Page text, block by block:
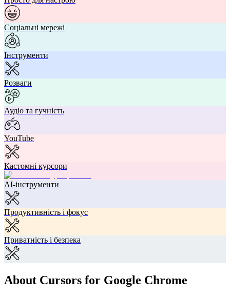
Соціальні мережі
Інструменти
Розваги
Аудіо та гучність
YouTube
Кастомні курсори
AI-інструменти
Продуктивність і фокус
Приватність і безпека
About Cursors for Google Chrome